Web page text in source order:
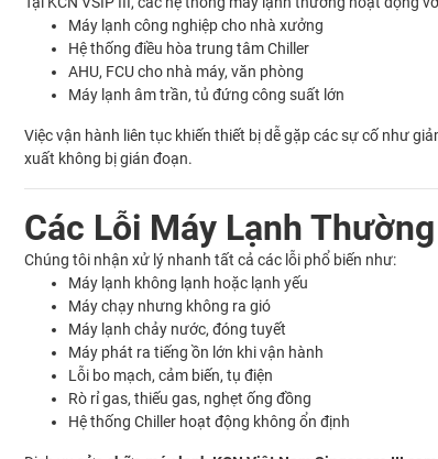
Máy lạnh công nghiệp cho nhà xưởng
Hệ thống điều hòa trung tâm Chiller
AHU, FCU cho nhà máy, văn phòng
Máy lạnh âm trần, tủ đứng công suất lớn
Việc vận hành liên tục khiến thiết bị dễ gặp các sự cố như
xuất không bị gián đoạn.
Các Lỗi Máy Lạnh
Chúng tôi nhận xử lý nhanh tất cả các lỗi phổ biến như:
Máy lạnh không lạnh hoặc lạnh yếu
Máy chạy nhưng không ra gió
Máy lạnh chảy nước, đóng tuyết
Máy phát ra tiếng ồn lớn khi vận hành
Lỗi bo mạch, cảm biến, tụ điện
Rò rỉ gas, thiếu gas, nghẹt ống đồng
Hệ thống Chiller hoạt động không ổn định